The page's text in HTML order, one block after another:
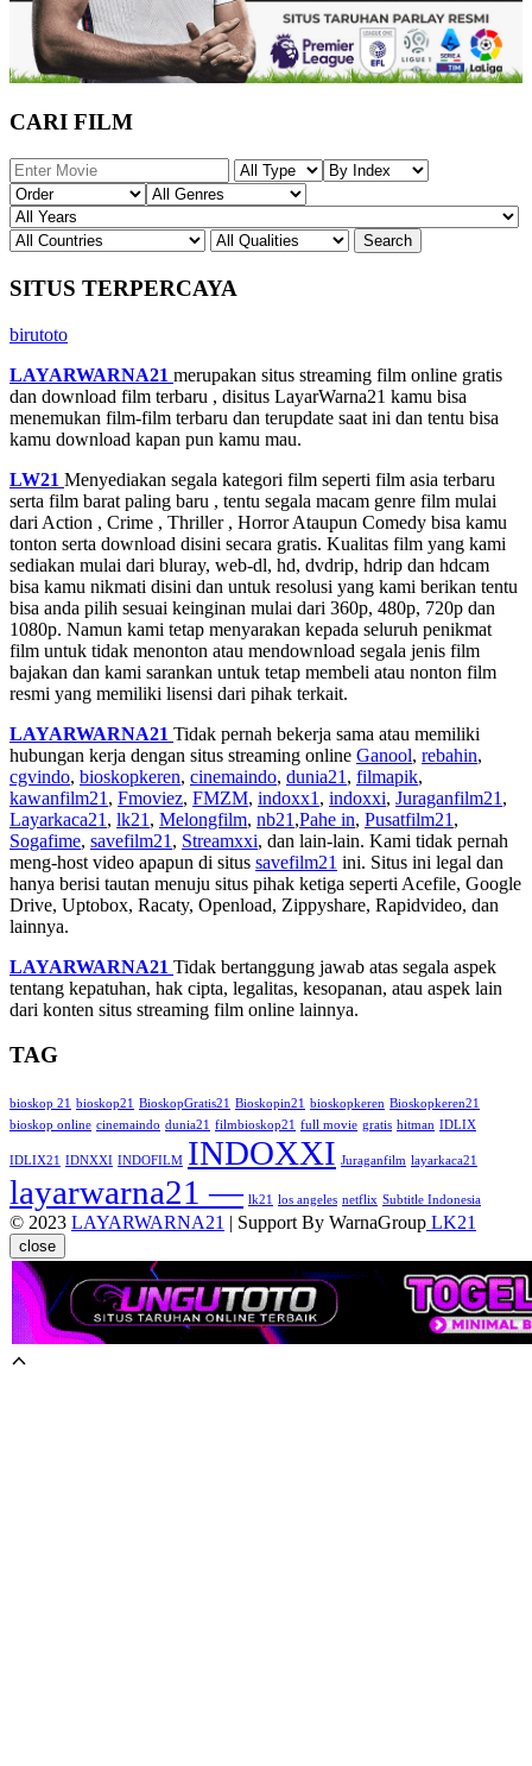
CARI FILM
SITUS TERPERCAYA
birutoto
LAYARWARNA21 merupakan situs streaming film online gratis
dan download film terbaru , disitus LayarWarna21 kamu bisa
menemukan film-film terbaru dan terupdate saat ini dan tentu bisa
kamu download kapan pun kamu mau.
LW21 Menyediakan segala kategori film seperti film asia terbaru
serta film barat paling baru , tentu segala macam genre film mulai
dari Action , Crime , Thriller , Horror Ataupun Comedy bisa kamu
tonton serta download disini secara gratis. Kualitas film yang kami
sediakan mulai dari bluray, web-dl, hd, dvdrip, hdrip dan hdcam
bisa kamu nikmati disini dan untuk resolusi yang kami berikan tentu
bisa anda pilih sesuai keinginan mulai dari 360p, 480p, 720p dan
1080p. Namun kami tetap menyarakan kepada seluruh penikmat
film untuk tidak menonton atau mendownload segala jenis film
bajakan dan kami sarankan untuk tetap membeli atau nonton film
resmi yang memiliki lisensi dari pihak terkait.
LAYARWARNA21 Tidak pernah bekerja sama atau memiliki
hubungan kerja dengan situs streaming online Ganool, rebahin,
cgvindo, bioskopkeren, cinemaindo, dunia21 , filmapik,
kawanfilm21 , Fmoviez, FMZM, indoxx1 , indoxxi, Juraganfilm21 ,
Layarkaca21 , lk21 , Melongfilm, nb21 ,Pahe in, Pusatfilm21 ,
Sogafime, savefilm21 , Streamxxi, dan lain-lain. Kami tidak pernah
meng-host video apapun di situs savefilm21 ini. Situs ini legal dan
hanya berisi tautan menuju situs pihak ketiga seperti Acefile, Google
Drive, Uptobox, Racaty, Openload, Zippyshare, Rapidvideo, dan
lainnya.
LAYARWARNA21 Tidak bertanggung jawab atas segala aspek
tentang kepatuhan, hak cipta, legalitas, kesopanan, atau aspek lain
dari konten situs streaming film online lainnya.
TAG
bioskop 21 bioskop21 BioskopGratis21 Bioskopin21 bioskopkeren Bioskopkeren21
bioskop online cinemaindo dunia21 filmbioskop21 full movie gratis hitman IDLIX
IDLIX21 IDNXXI INDOFILM INDOXXI Juraganfilm layarkaca21
layarwarna21 — lk21 los angeles netflix Subtitle Indonesia
© 2023 LAYARWARNA21 | Support By WarnaGroup LK21
close